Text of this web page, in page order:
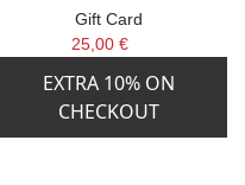
Gift Card
25,00 €
EXTRA 10% ON
CHECKOUT